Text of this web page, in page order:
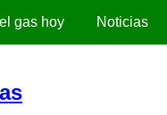
gas hoy Noticias